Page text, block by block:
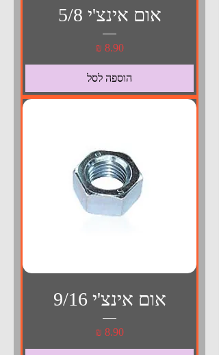
אום אינצ'י 5/8
מחיר
הוספה לסל
אום אינצ'י 9/16
מחיר